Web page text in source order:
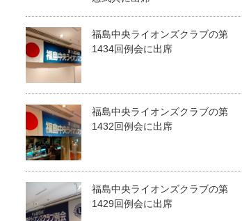
福島中央ライオンズクラブの第
1434回例会に出席
福島中央ライオンズクラブの第
1432回例会に出席
福島中央ライオンズクラブの第
1429回例会に出席